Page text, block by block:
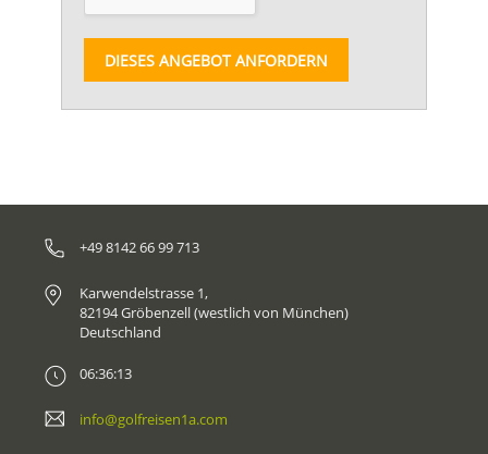
DIESES ANGEBOT ANFORDERN
+49 8142 66 99 713
Karwendelstrasse 1,
82194 Gröbenzell (westlich von München)
Deutschland
06:36:13
info@golfreisen1a.com